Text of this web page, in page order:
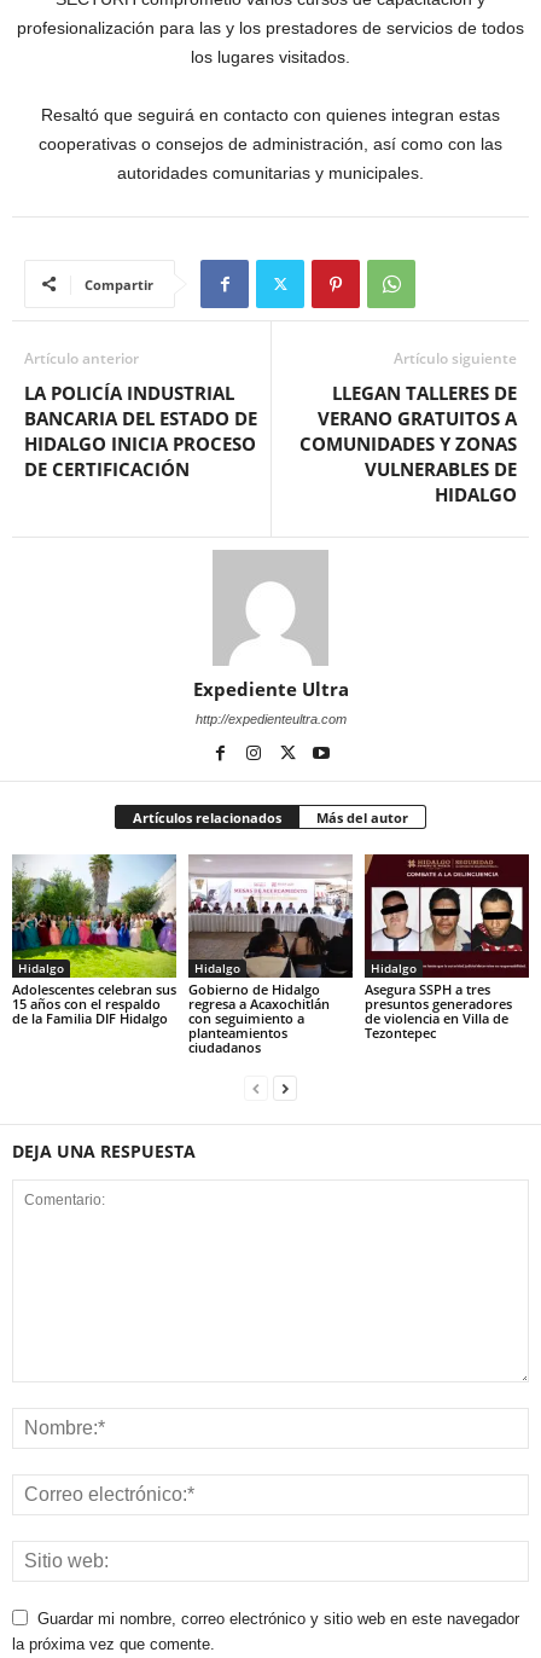
profesionalización para las y los prestadores de servicios de todos
los lugares visitados.
Resaltó que seguirá en contacto con quienes integran estas
cooperativas o consejos de administración, así como con las
autoridades comunitarias y municipales.
Compartir
Artículo anterior
LA POLICÍA INDUSTRIAL
BANCARIA DEL ESTADO DE
HIDALGO INICIA PROCESO
DE CERTIFICACIÓN
Artículo siguiente
LLEGAN TALLERES DE
VERANO GRATUITOS A
COMUNIDADES Y ZONAS
VULNERABLES DE
HIDALGO
Expediente Ultra
http://expedienteultra.com
Artículos relacionados Más del autor
Hidalgo
Adolescentes celebran sus
15 años con el respaldo
de la Familia DIF Hidalgo
Hidalgo
Gobierno de Hidalgo
regresa a Acaxochitlán
con seguimiento a
planteamientos
ciudadanos
Hidalgo
Asegura SSPH a tres
presuntos generadores
de violencia en Villa de
Tezontepec
DEJA UNA RESPUESTA
Guardar mi nombre, correo electrónico y sitio web en este navegador
la próxima vez que comente.